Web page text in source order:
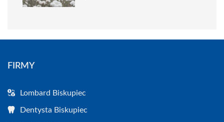
FIRMY
Lombard Biskupiec
Dentysta Biskupiec